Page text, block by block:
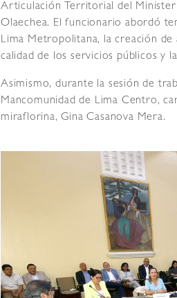
Articulación Territorial del
Olaechea. El funcionario abordó
Lima Metropolitana, la creación
calidad de los servicios públicos y
Asimismo, durante la sesión de
Mancomunidad de Lima Centro,
miraflorina, Gina Casanova Mera.